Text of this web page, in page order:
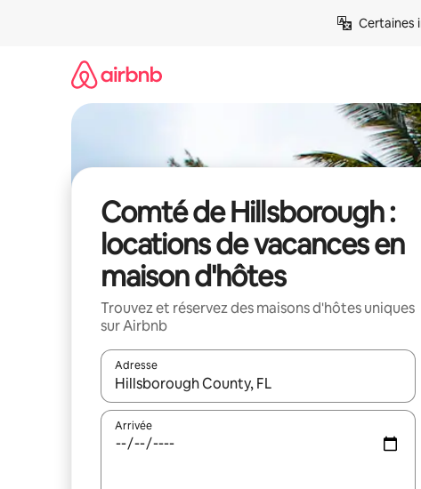
Certaines
Comté de Hillsborough :
locations de vacances en
maison d'hôtes
Trouvez et réservez des maisons d'hôtes uniques
sur Airbnb
Adresse
Lorsque les résultats s'affichent, utilisez les flèches
Arrivée